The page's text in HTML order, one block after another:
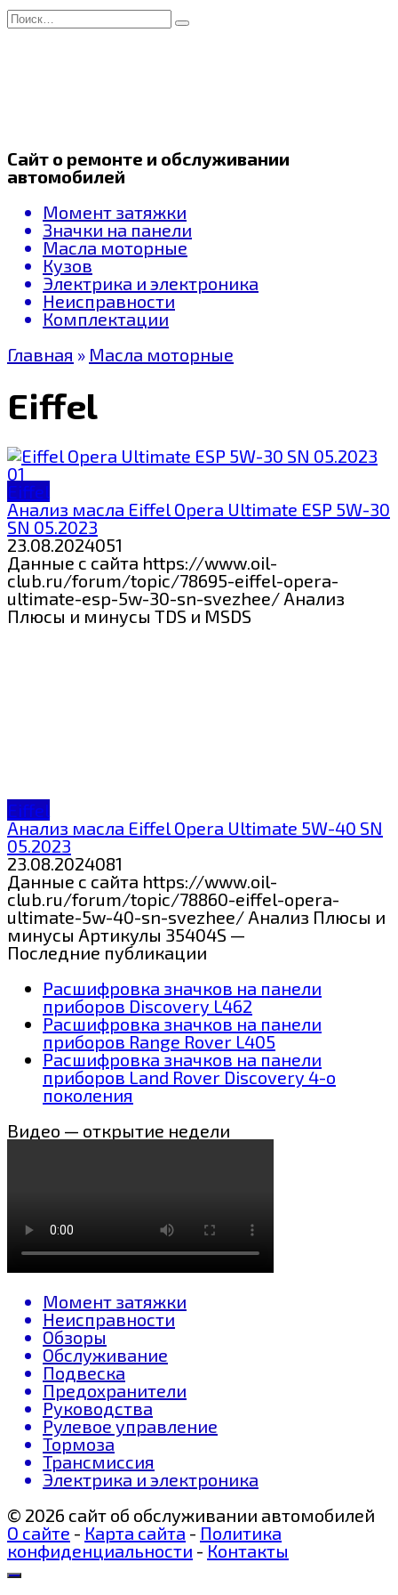
Перейти
к
Search
for:
Сайт о ремонте и обслуживании
автомобилей
Момент затяжки
Значки на панели
Масла моторные
Кузов
Электрика и электроника
Неисправности
Комплектации
Главная » Масла моторные
Eiffel
Eiffel
Анализ масла Eiffel Opera Ultimate ESP 5W-30
SN 05.2023
23.08.2024051
Данные с сайта https://www.oil-
club.ru/forum/topic/78695-eiffel-opera-
ultimate-esp-5w-30-sn-svezhee/ Анализ
Плюсы и минусы TDS и MSDS
Eiffel
Анализ масла Eiffel Opera Ultimate 5W-40 SN
05.2023
23.08.2024081
Данные с сайта https://www.oil-
club.ru/forum/topic/78860-eiffel-opera-
ultimate-5w-40-sn-svezhee/ Анализ Плюсы и
минусы Артикулы 35404S —
Последние публикации
Расшифровка значков на панели
приборов Discovery L462
Расшифровка значков на панели
приборов Range Rover L405
Расшифровка значков на панели
приборов Land Rover Discovery 4-о
поколения
Видео — открытие недели
Момент затяжки
Неисправности
Обзоры
Обслуживание
Подвеска
Предохранители
Руководства
Рулевое управление
Тормоза
Трансмиссия
Электрика и электроника
© 2026 сайт об обслуживании автомобилей
О сайте - Карта сайта - Политика
конфиденциальности - Контакты